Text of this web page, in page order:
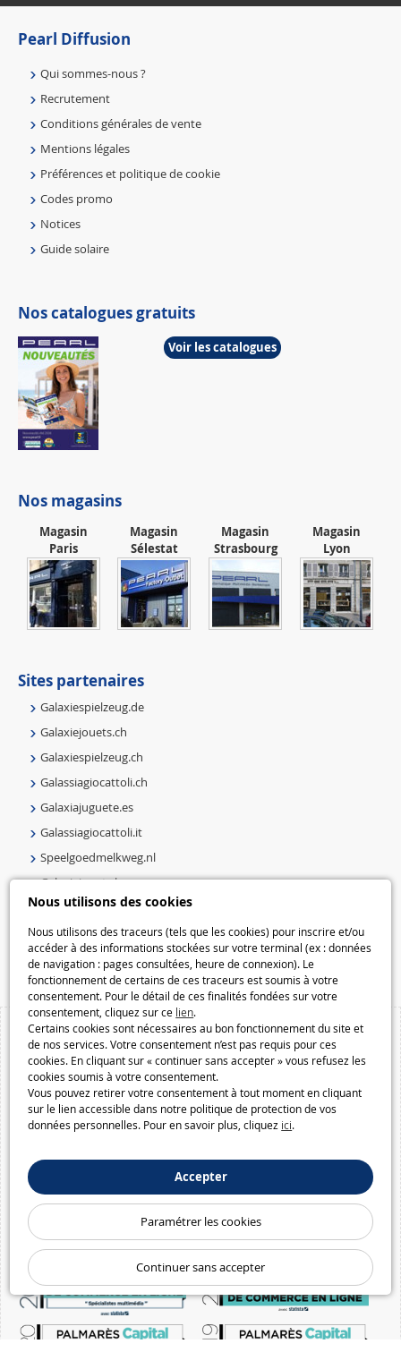
Nous utilisons des cookies
Nous utilisons des traceurs (tels que les cookies) pour inscrire et/ou
accéder à des informations stockées sur votre terminal (ex : données
de navigation : pages consultées, heure de connexion). Le
fonctionnement de certains de ces traceurs est soumis à votre
consentement. Pour le détail de ces finalités fondées sur votre
consentement, cliquez sur ce lien.
Certains cookies sont nécessaires au bon fonctionnement du site et
de nos services. Votre consentement n’est pas requis pour ces
cookies. En cliquant sur « continuer sans accepter » vous refusez les
cookies soumis à votre consentement.
Vous pouvez retirer votre consentement à tout moment en cliquant
sur le lien accessible dans notre politique de protection de vos
données personnelles. Pour en savoir plus, cliquez ici.
Accepter
Paramétrer les cookies
Continuer sans accepter
Pearl Diffusion
Qui sommes-nous ?
Recrutement
Conditions générales de vente
Mentions légales
Préférences et politique de cookie
Codes promo
Notices
Guide solaire
Nos catalogues gratuits
Voir les catalogues
Nos magasins
Magasin
Paris
Magasin
Sélestat
Magasin
Strasbourg
Magasin
Lyon
Sites partenaires
Galaxiespielzeug.de
Galaxiejouets.ch
Galaxiespielzeug.ch
Galassiagiocattoli.ch
Galaxiajuguete.es
Galassiagiocattoli.it
Speelgoedmelkweg.nl
Galaxiejouets.be
Galaxiespielzeug.be
Speelgoedmelkweg.be
Macway.com